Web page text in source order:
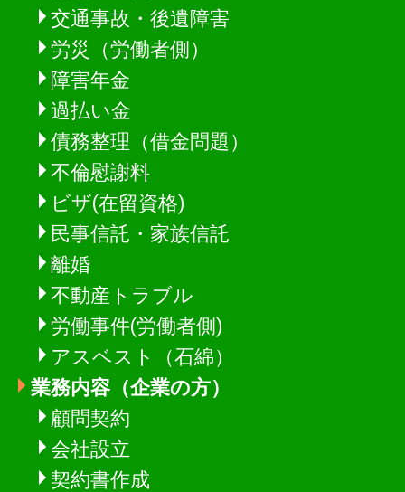
交通事故・後遺障害
労災（労働者側）
障害年金
過払い金
債務整理（借金問題）
不倫慰謝料
ビザ(在留資格)
民事信託・家族信託
離婚
不動産トラブル
労働事件(労働者側)
アスベスト（石綿）
業務内容（企業の方）
顧問契約
会社設立
契約書作成